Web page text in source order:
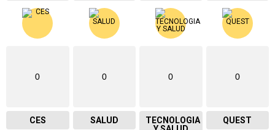
0
CES
0
SALUD
0
TECNOLOGIA
0
QUEST